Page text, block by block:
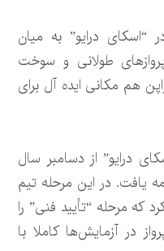
“اسکای درایو” به میان
طولانی و سوخت
هم مکانی ایده آل برای
درایو” از دسامبر سال
یافت. در این مرحله تیم
که مرحله “تأیید فنی” را
در آزمایش‌ها کاملا با